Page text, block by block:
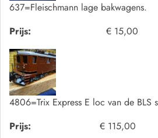
637=Fleischmann lage bakwagens.
Prijs:
€ 15,00
4806=Trix Express E loc van de BLS
Prijs:
€ 115,00